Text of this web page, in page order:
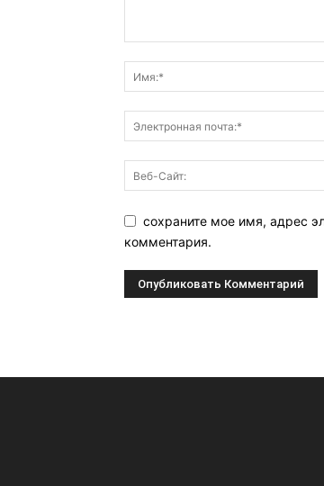
сохраните мое имя, адрес
комментария.